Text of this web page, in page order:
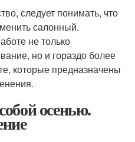
следует понимать, что
салонный.
не только
но и гораздо более
которые предназначены
осенью.